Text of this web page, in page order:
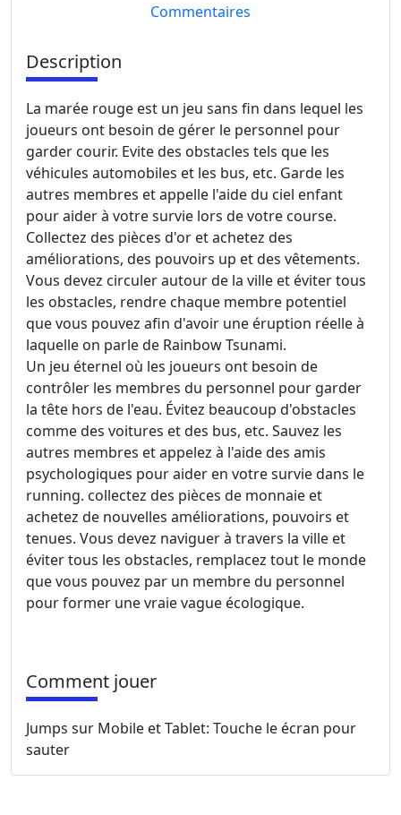
Commentaires
Description
La marée rouge est un jeu sans fin dans lequel les
joueurs ont besoin de gérer le personnel pour
garder courir. Evite des obstacles tels que les
véhicules automobiles et les bus, etc. Garde les
autres membres et appelle l'aide du ciel enfant
pour aider à votre survie lors de votre course.
Collectez des pièces d'or et achetez des
améliorations, des pouvoirs up et des vêtements.
Vous devez circuler autour de la ville et éviter tous
les obstacles, rendre chaque membre potentiel
que vous pouvez afin d'avoir une éruption réelle à
laquelle on parle de Rainbow Tsunami.
Un jeu éternel où les joueurs ont besoin de
contrôler les membres du personnel pour garder
la tête hors de l'eau. Évitez beaucoup d'obstacles
comme des voitures et des bus, etc. Sauvez les
autres membres et appelez à l'aide des amis
psychologiques pour aider en votre survie dans le
running. collectez des pièces de monnaie et
achetez de nouvelles améliorations, pouvoirs et
tenues. Vous devez naviguer à travers la ville et
éviter tous les obstacles, remplacez tout le monde
que vous pouvez par un membre du personnel
pour former une vraie vague écologique.
Comment jouer
Jumps sur Mobile et Tablet: Touche le écran pour
sauter